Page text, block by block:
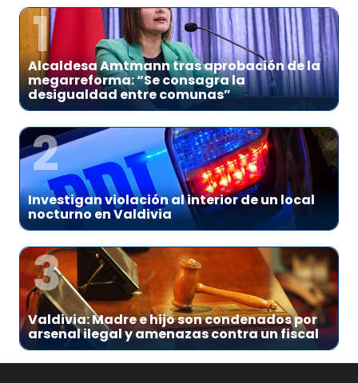
1
Alcaldesa Amtmann tras aprobación de la
megarreforma: “Se consagra la
desigualdad entre comunas”
2
Investigan violación al interior de un local
nocturno en Valdivia
3
Valdivia: Madre e hijo son condenados por
arsenal ilegal y amenazas contra un fiscal